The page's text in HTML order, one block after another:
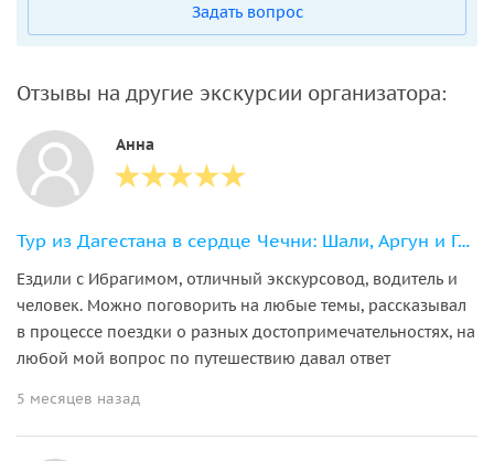
Задать вопрос
Отзывы на другие экскурсии организатора:
Анна
Тур из Дагестана в сердце Чечни: Шали, Аргун и Грозный
Ездили с Ибрагимом, отличный экскурсовод, водитель и
человек. Можно поговорить на любые темы, рассказывал
в процессе поездки о разных достопримечательностях, на
любой мой вопрос по путешествию давал ответ
5 месяцев назад